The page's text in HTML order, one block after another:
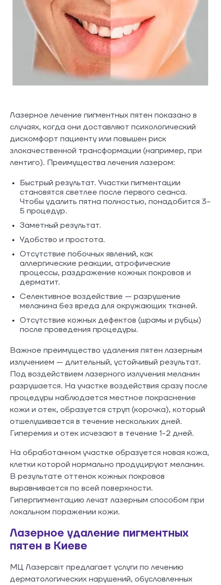
Лазерное лечение пигментных пятен показано в
случаях, когда они доставляют психологический
дискомфорт пациенту или повышен риск
злокачественной трансформации (например, при
лентиго). Преимущества лечения лазером:
Быстрый результат. Участки пигментации
становятся светлее после первого сеанса.
Чтобы удалить пятна полностью, понадобится 3-
5 процедур.
Заметный результат.
Удобство и простота.
Отсутствие побочных явлений, как
аллергические реакции, атрофические
процессы, раздражение кожных покровов и
дерматит.
Селективное воздействие — разрушение
меланина без вреда для окружающих тканей.
Отсутствие кожных дефектов (шрамы и рубцы)
после проведения процедуры.
Важное преимущество удаления пятен лазерным
излучением — длительный, устойчивый результат.
Под воздействием лазерного излучения меланин
разрушается. На участке воздействия сразу после
процедуры наблюдается местное покраснение
кожи и отек, образуется струп (корочка), который
отшелушивается в течение нескольких дней.
Гиперемия и отек исчезают в течение 1-2 дней.
На обработанном участке образуется новая кожа,
клетки которой нормально продуцируют меланин.
В результате оттенок кожных покровов
выравнивается по всей поверхности.
Гиперпигментацию лечат лазерным способом при
локальном поражении кожи.
Лазерное удаление пигментных
пятен в Киеве
МЦ Лазерсвiт предлагает услуги по лечению
дерматологических нарушений, обусловленных